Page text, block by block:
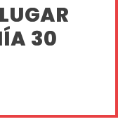
30